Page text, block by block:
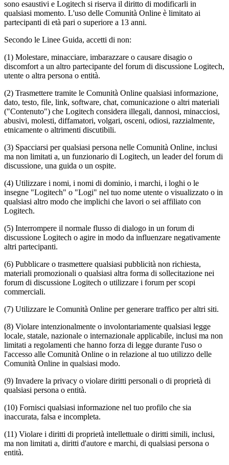
sono esaustivi e Logitech si riserva il diritto di modificarli in
qualsiasi momento. L'uso delle Comunità Online è limitato ai
partecipanti di età pari o superiore a 13 anni.
Secondo le Linee Guida, accetti di non:
(1) Molestare, minacciare, imbarazzare o causare disagio o
discomfort a un altro partecipante del forum di discussione Logitech,
utente o altra persona o entità.
(2) Trasmettere tramite le Comunità Online qualsiasi informazione,
dato, testo, file, link, software, chat, comunicazione o altri materiali
("Contenuto") che Logitech considera illegali, dannosi, minacciosi,
abusivi, molesti, diffamatori, volgari, osceni, odiosi, razzialmente,
etnicamente o altrimenti discutibili.
(3) Spacciarsi per qualsiasi persona nelle Comunità Online, inclusi
ma non limitati a, un funzionario di Logitech, un leader del forum di
discussione, una guida o un ospite.
(4) Utilizzare i nomi, i nomi di dominio, i marchi, i loghi o le
insegne "Logitech" o "Logi" nel tuo nome utente o visualizzato o in
qualsiasi altro modo che implichi che lavori o sei affiliato con
Logitech.
(5) Interrompere il normale flusso di dialogo in un forum di
discussione Logitech o agire in modo da influenzare negativamente
altri partecipanti.
(6) Pubblicare o trasmettere qualsiasi pubblicità non richiesta,
materiali promozionali o qualsiasi altra forma di sollecitazione nei
forum di discussione Logitech o utilizzare i forum per scopi
commerciali.
(7) Utilizzare le Comunità Online per generare traffico per altri siti.
(8) Violare intenzionalmente o involontariamente qualsiasi legge
locale, statale, nazionale o internazionale applicabile, inclusi ma non
limitati a regolamenti che hanno forza di legge durante l'uso o
l'accesso alle Comunità Online o in relazione al tuo utilizzo delle
Comunità Online in qualsiasi modo.
(9) Invadere la privacy o violare diritti personali o di proprietà di
qualsiasi persona o entità.
(10) Fornisci qualsiasi informazione nel tuo profilo che sia
inaccurata, falsa e incompleta.
(11) Violare i diritti di proprietà intellettuale o diritti simili, inclusi,
ma non limitati a, diritti d'autore e marchi, di qualsiasi persona o
entità.